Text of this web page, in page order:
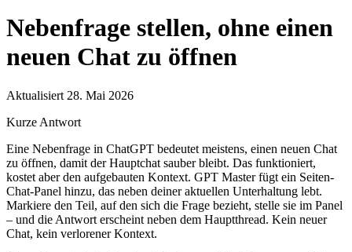
Nebenfrage stellen, ohne einen
neuen Chat zu öffnen
Aktualisiert 28. Mai 2026
Kurze Antwort
Eine Nebenfrage in ChatGPT bedeutet meistens, einen neuen Chat
zu öffnen, damit der Hauptchat sauber bleibt. Das funktioniert,
kostet aber den aufgebauten Kontext. GPT Master fügt ein Seiten-
Chat-Panel hinzu, das neben deiner aktuellen Unterhaltung lebt.
Markiere den Teil, auf den sich die Frage bezieht, stelle sie im Panel
– und die Antwort erscheint neben dem Hauptthread. Kein neuer
Chat, kein verlorener Kontext.